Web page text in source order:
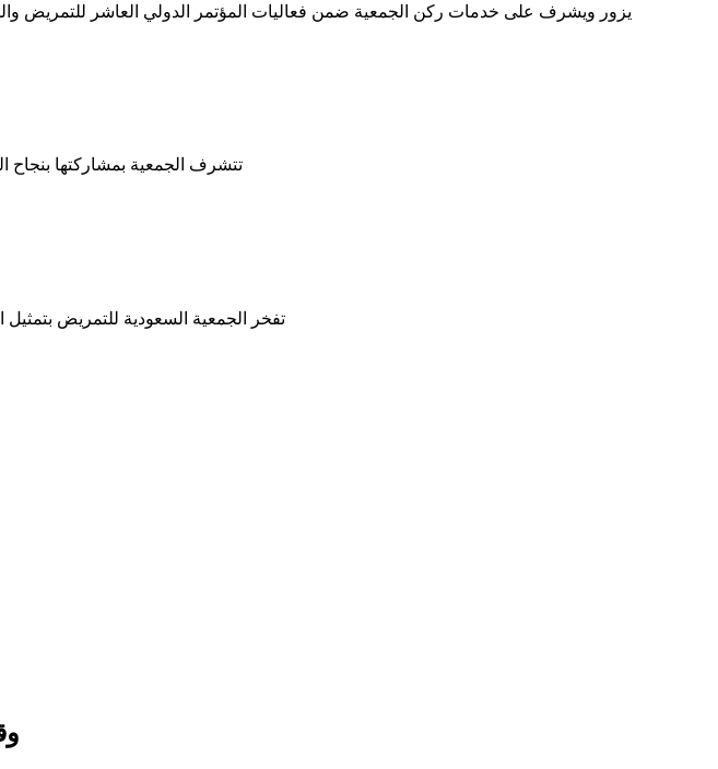
يزور ويشرف على خدمات ركن الجمعية ضمن فعاليات المؤتمر الدولي العاشر للتمريض والمقام في هيلتون جدة من تاريخ 27 - 29 نوفمبر
تتشرف الجمعية بمشاركتها بنجاح الموتمر الدولي
تفخر الجمعية السعودية للتمريض بتمثيل المملكة